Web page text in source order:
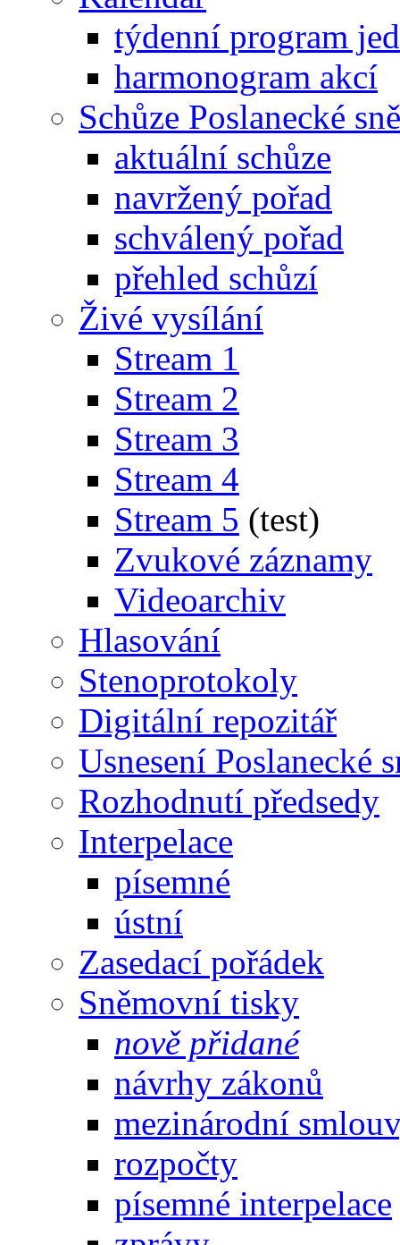
týdenní program
harmonogram akcí
Schůze Poslanecké
aktuální schůze
navržený pořad
schválený pořad
přehled schůzí
Živé vysílání
Stream 1
Stream 2
Stream 3
Stream 4
Stream 5 (test)
Zvukové záznamy
Videoarchiv
Hlasování
Stenoprotokoly
Digitální repozitář
Usnesení Poslanecké
Rozhodnutí předsedy
Interpelace
písemné
ústní
Zasedací pořádek
Sněmovní tisky
nově přidané
návrhy zákonů
mezinárodní
rozpočty
písemné interpelace